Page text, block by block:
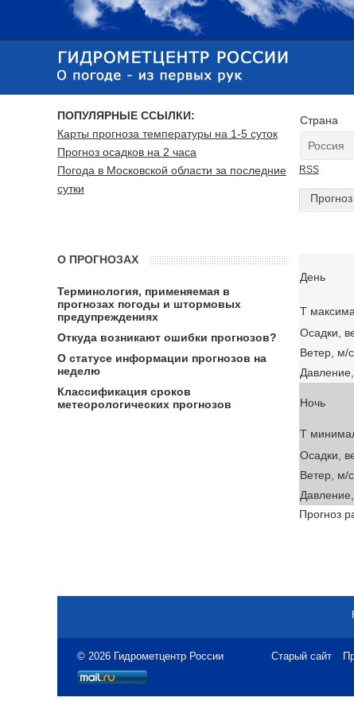
Страна
RSS
День
T
Осадки,
Ветер, м/с
Ночь
T
Осадки,
Ветер, м/с
Прогноз
ПОПУЛЯРНЫЕ ССЫЛКИ:
Карты прогноза температуры на 1-5 суток
Прогноз осадков на 2 часа
Погода в Московской области за последние
сутки
О ПРОГНОЗАХ
Терминология, применяемая в
прогнозах погоды и штормовых
предупреждениях
Откуда возникают ошибки прогнозов?
О статусе информации прогнозов на
неделю
Классификация сроков
метеорологических прогнозов
© 2026 Гидрометцентр России Старый сайт